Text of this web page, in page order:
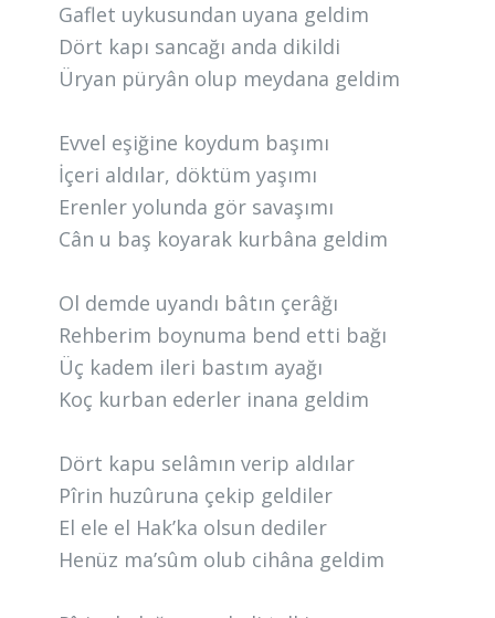
Gaflet uykusundan uyana geldim
Dört kapı sancağı anda dikildi
Üryan püryân olup meydana geldim
Evvel eşiğine koydum başımı
İçeri aldılar, döktüm yaşımı
Erenler yolunda gör savaşımı
Cân u baş koyarak kurbâna geldim
Ol demde uyandı bâtın çerâğı
Rehberim boynuma bend etti bağı
Üç kadem ileri bastım ayağı
Koç kurban ederler inana geldim
Dört kapu selâmın verip aldılar
Pîrin huzûruna çekip geldiler
El ele el Hak’ka olsun dediler
Henüz ma’sûm olub cihâna geldim